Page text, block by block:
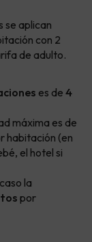
se aplican
con 2
de adulto.
es de 4
máxima es de
habitación (en
el hotel si
la
por